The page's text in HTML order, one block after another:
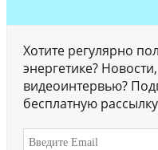
Хотите регулярно
энергетике?
видеоинтервью?
бесплатную